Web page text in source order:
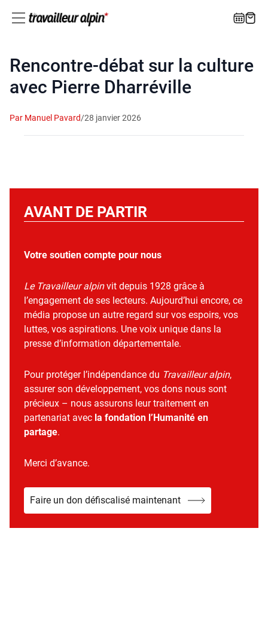
Rencontre-débat sur la culture
avec Pierre Dharréville
Par Manuel Pavard/28 janvier 2026
AVANT DE PARTIR
Votre soutien compte pour nous
Le Travailleur alpinvit depuis 1928 grâce à
l’engagement de ses lecteurs. Aujourd’hui encore, ce
média propose un autre regard sur vos espoirs, vos
luttes, vos aspirations. Une voix unique dans la
presse d’information départementale.
Pour protéger l’indépendance du Travailleur alpin,
assurer son développement, vos dons nous sont
précieux – nous assurons leur traitement en
partenariat avec la fondation l’Humanité en
partage.
Merci d’avance.
Faire un don défiscalisé maintenant